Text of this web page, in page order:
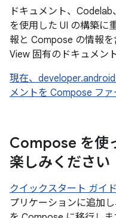
ドキュメント、
を使用した UI の構築に
報と Compose の情報
View 固有のドキュメン
現在、
メントを Compose ファ
Compose を使
楽しみください
クイックスタート ガイド
プリケーションに追加し